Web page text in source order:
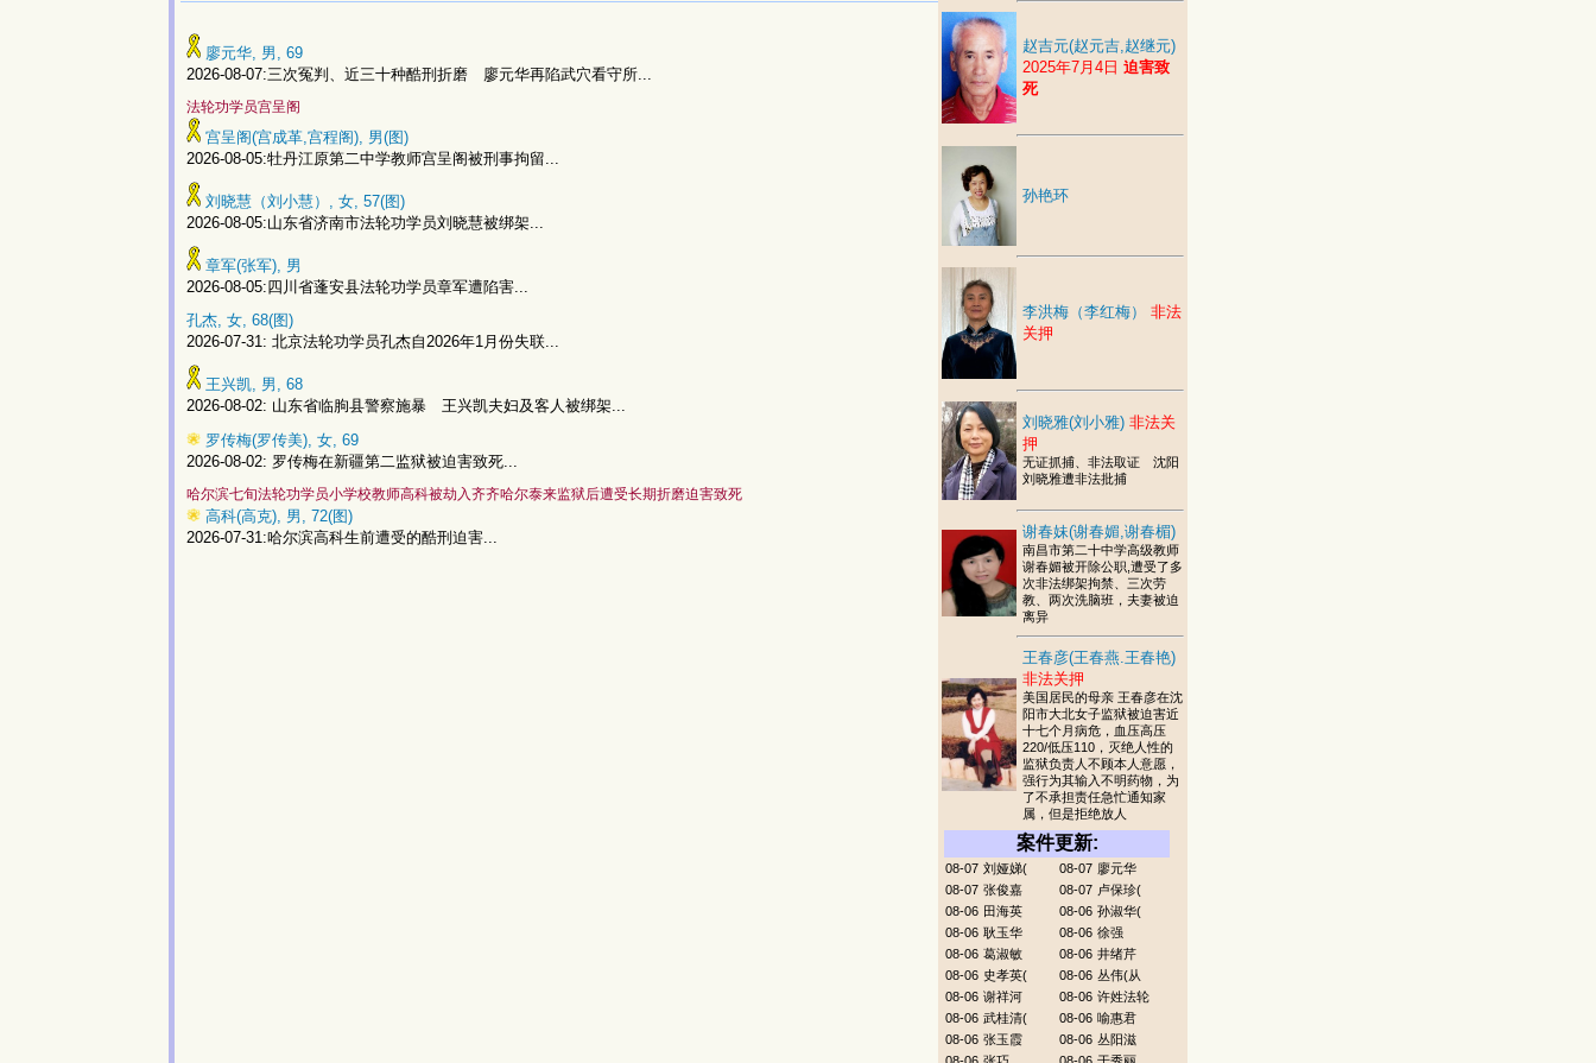
廖元华, 男, 69
2026-08-07:三次冤判、近三十种酷刑折磨 廖元华再陷武穴看守所...
法轮功学员宫呈阁
宫呈阁(宫成革,宫程阁), 男(图)
2026-08-05:牡丹江原第二中学教师宫呈阁被刑事拘留...
刘晓慧（刘小慧）, 女, 57(图)
2026-08-05:山东省济南市法轮功学员刘晓慧被绑架...
章军(张军), 男
2026-08-05:四川省蓬安县法轮功学员章军遭陷害...
孔杰, 女, 68(图)
2026-07-31: 北京法轮功学员孔杰自2026年1月份失联...
王兴凯, 男, 68
2026-08-02: 山东省临朐县警察施暴 王兴凯夫妇及客人被绑架...
罗传梅(罗传美), 女, 69
2026-08-02: 罗传梅在新疆第二监狱被迫害致死...
哈尔滨七旬法轮功学员小学校教师高科被劫入齐齐哈尔泰来监狱后遭受长期折磨迫害致死
高科(高克), 男, 72(图)
2026-07-31:哈尔滨高科生前遭受的酷刑迫害...
赵吉元(赵元吉,赵继元)
2025年7月4日 迫害致
死
孙艳环
李洪梅（李红梅） 非法
关押
刘晓雅(刘小雅) 非法关
押
无证抓捕、非法取证 沈阳
刘晓雅遭非法批捕
谢春妹(谢春媚,谢春楣)
南昌市第二十中学高级教师
谢春媚被开除公职,遭受了多
次非法绑架拘禁、三次劳
教、两次洗脑班，夫妻被迫
离异
王春彦(王春燕.王春艳)
非法关押
美国居民的母亲 王春彦在沈
阳市大北女子监狱被迫害近
十七个月病危，血压高压
220/低压110，灭绝人性的
监狱负责人不顾本人意愿，
强行为其输入不明药物，为
了不承担责任急忙通知家
属，但是拒绝放人
案件更新:
08-07 刘娅娣( 08-07 廖元华
08-07 张俊嘉 08-07 卢保珍(
08-06 田海英 08-06 孙淑华(
08-06 耿玉华 08-06 徐强
08-06 葛淑敏 08-06 井绪芹
08-06 史孝英( 08-06 丛伟(从
08-06 谢祥河 08-06 许姓法轮
08-06 武桂清( 08-06 喻惠君
08-06 张玉霞 08-06 丛阳滋